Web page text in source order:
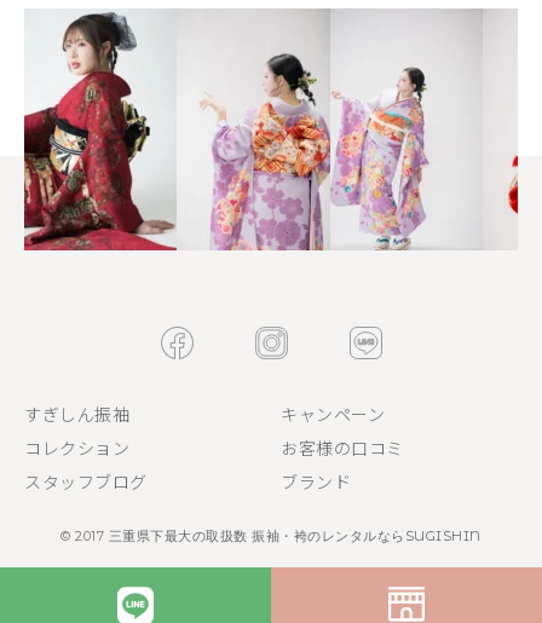
すぎしん振袖
キャンペーン
コレクション
お客様の口コミ
スタッフブログ
ブランド
© 2017 三重県下最大の取扱数 振袖・袴のレンタルならSUGISHIN